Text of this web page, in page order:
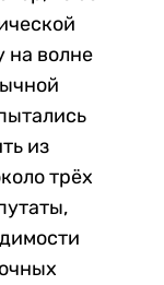
на волне
из
трёх